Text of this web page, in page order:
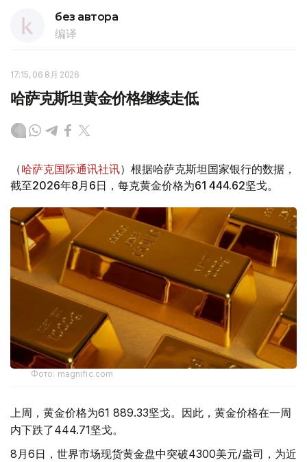
без автора
编译
17:15, 06 8月 2026
哈萨克斯坦黄金价格继续走低
（哈萨克国际通讯社讯）根据哈萨克斯坦国家银行的数据，
截至2026年8月6日，每克黄金价格为61 444.62坚戈。
Фото: magnific.com
上周，黄金价格为61 889.33坚戈。因此，黄金价格在一周
内下跌了444.71坚戈。
8月6日，世界市场现货黄金盘中突破4300美元/盎司，为近